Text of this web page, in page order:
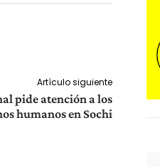
Artículo siguiente
pide atención a los
humanos en Sochi